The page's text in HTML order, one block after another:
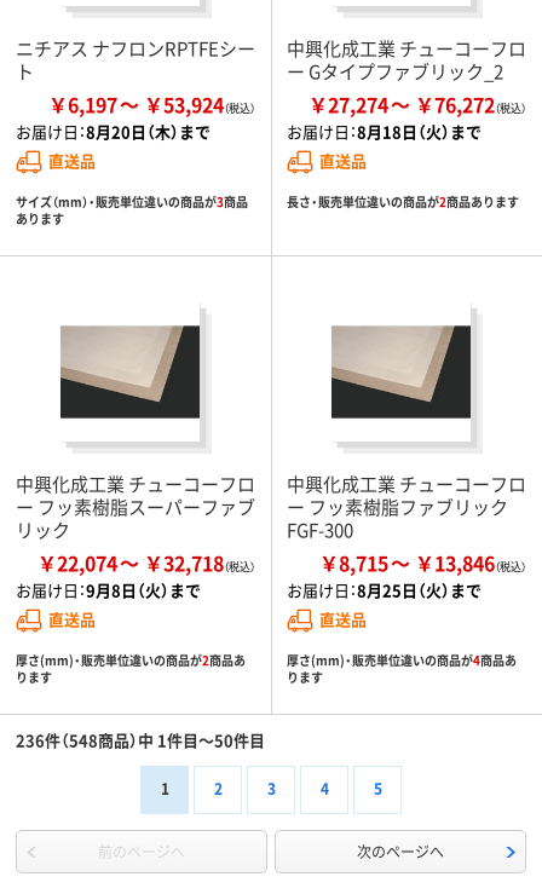
ニチアス ナフロンRPTFEシー
ト
￥6,197 ￥53,924
お届け日：8月20日（木）まで
直送品
サイズ（mm）・販売単位違いの商品が3商品
あります
中興化成工業 チューコーフロ
ー Gタイプファブリック_2
￥27,274 ￥76,272
お届け日：8月18日（火）まで
直送品
長さ・販売単位違いの商品が2商品あります
中興化成工業 チューコーフロ
ー フッ素樹脂スーパーファブ
リック
￥22,074 ￥32,718
お届け日：9月8日（火）まで
直送品
厚さ(mm)・販売単位違いの商品が2商品あ
ります
中興化成工業 チューコーフロ
ー フッ素樹脂ファブリック
FGF-300
￥8,715 ￥13,846
お届け日：8月25日（火）まで
直送品
厚さ(mm)・販売単位違いの商品が4商品あ
ります
236件（548商品）中 1件目～50件目
1 2 3 4 5
前のページへ 次のページへ